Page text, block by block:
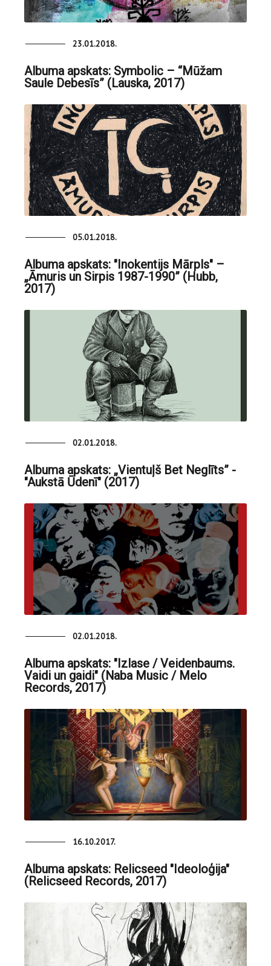
23.01.2018.
Albuma apskats: Symbolic – “Mūžam
Saule Debesīs” (Lauska, 2017)
05.01.2018.
Albuma apskats: "Inokentijs Mārpls" –
„Āmuris un Sirpis 1987-1990” (Hubb,
2017)
02.01.2018.
Albuma apskats: „Vientuļš Bet Neglīts” -
"Aukstā Ūdenī" (2017)
02.01.2018.
Albuma apskats: "Izlase / Veidenbaums.
Vaidi un gaidi" (Naba Music / Melo
Records, 2017)
16.10.2017.
Albuma apskats: Relicseed "Ideoloģija"
(Relicseed Records, 2017)